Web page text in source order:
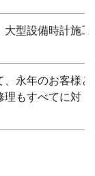
型設備時計施工
永年のお客様と
理もすべてに対